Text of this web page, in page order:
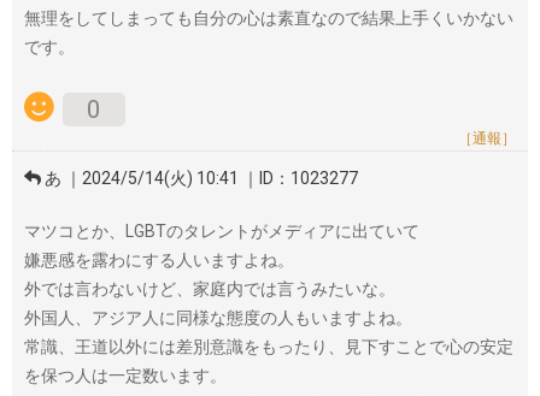
無理をしてしまっても自分の心は素直なので結果上手くいかない
です。
0
［通報］
あ ｜2024/5/14(火) 10:41 ｜ID：1023277
マツコとか、LGBTのタレントがメディアに出ていて
嫌悪感を露わにする人いますよね。
外では言わないけど、家庭内では言うみたいな。
外国人、アジア人に同様な態度の人もいますよね。
常識、王道以外には差別意識をもったり、見下すことで心の安定
を保つ人は一定数います。